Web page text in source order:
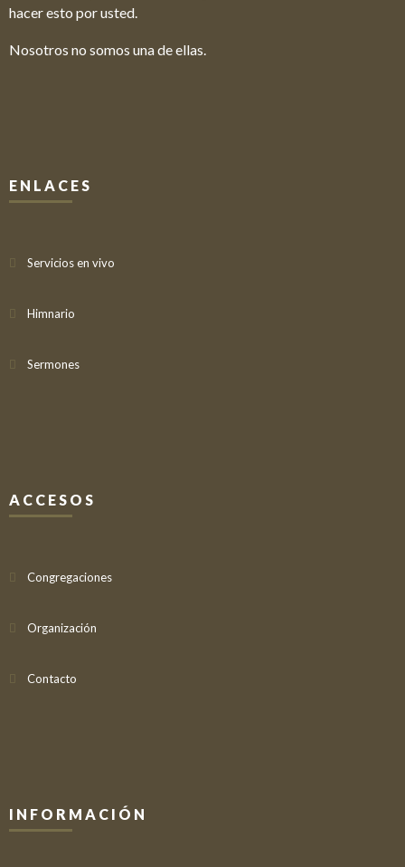
hacer esto por usted.
Nosotros no somos una de ellas.
ENLACES
Servicios en vivo
Himnario
Sermones
ACCESOS
Congregaciones
Organización
Contacto
INFORMACIÓN